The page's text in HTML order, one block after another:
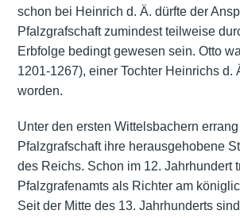
schon bei Heinrich d. Ä. dürfte der
Pfalzgrafschaft zumindest teilweise
Erbfolge bedingt gewesen sein. Otto
1201-1267), einer Tochter Heinrichs d.
worden.
Unter den ersten Wittelsbachern
Pfalzgrafschaft ihre herausgehobene
des Reichs. Schon im 12. Jahrhundert
Pfalzgrafenamts als Richter am
Seit der Mitte des 13. Jahrhunderts